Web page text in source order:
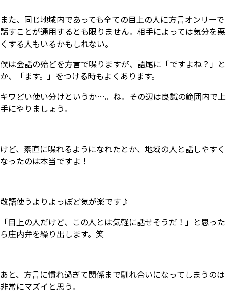
また、同じ地域内であっても全ての目上の人に方言オンリーで
話すことが通用するとも限りません。相手によっては気分を悪
くする人もいるかもしれない。
僕は会話の殆どを方言で喋りますが、語尾に「ですよね？」と
か、「ます。」をつける時もよくあります。
キワどい使い分けというか…。ね。その辺は良識の範囲内で上
手にやりましょう。
けど、素直に喋れるようになれたとか、地域の人と話しやすく
なったのは本当ですよ！
敬語使うよりよっぽど気が楽です♪
「目上の人だけど、この人とは気軽に話せそうだ！」と思った
ら庄内弁を繰り出します。笑
あと、方言に慣れ過ぎて関係まで馴れ合いになってしまうのは
非常にマズイと思う。